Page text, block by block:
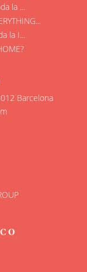
la ...
la I...
Barcelona